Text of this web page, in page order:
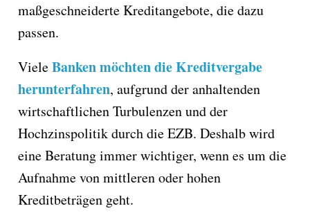
maßgeschneiderte Kreditangebote, die dazu
passen.
VieleBanken möchten die Kreditvergabe
herunterfahren, aufgrund der anhaltenden
wirtschaftlichen Turbulenzen und der
Hochzinspolitik durch die EZB. Deshalb wird
eine Beratung immer wichtiger, wenn es um die
Aufnahme von mittleren oder hohen
Kreditbeträgen geht.